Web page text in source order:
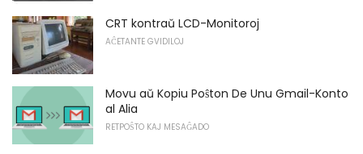
CRT kontraŭ LCD-Monitoroj
AĈETANTE GVIDILOJ
Movu aŭ Kopiu Poŝton De Unu Gmail-Konto
al Alia
RETPOŜTO KAJ MESAĜADO